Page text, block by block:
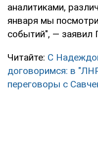
аналитиками,
января мы
событий", — заявил
Читайте: С
договоримся: в
переговоры с